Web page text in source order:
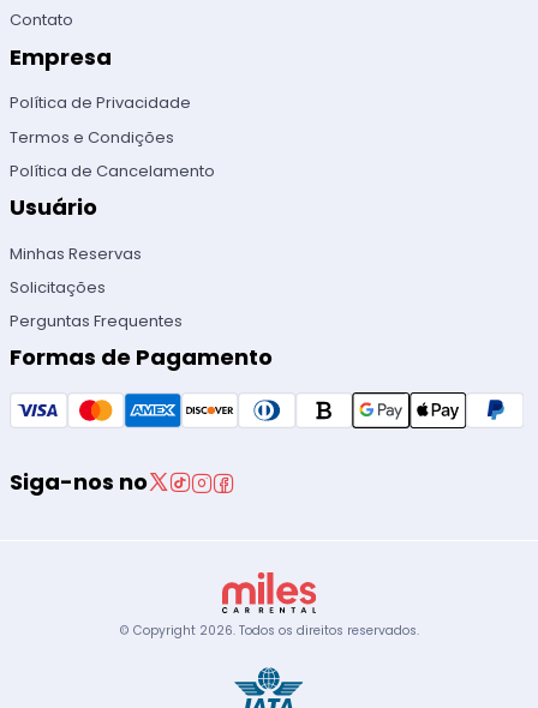
Contato
Empresa
Política de Privacidade
Termos e Condições
Política de Cancelamento
Usuário
Minhas Reservas
Solicitações
Perguntas Frequentes
Formas de Pagamento
Siga-nos no
© Copyright 2026. Todos os direitos reservados.